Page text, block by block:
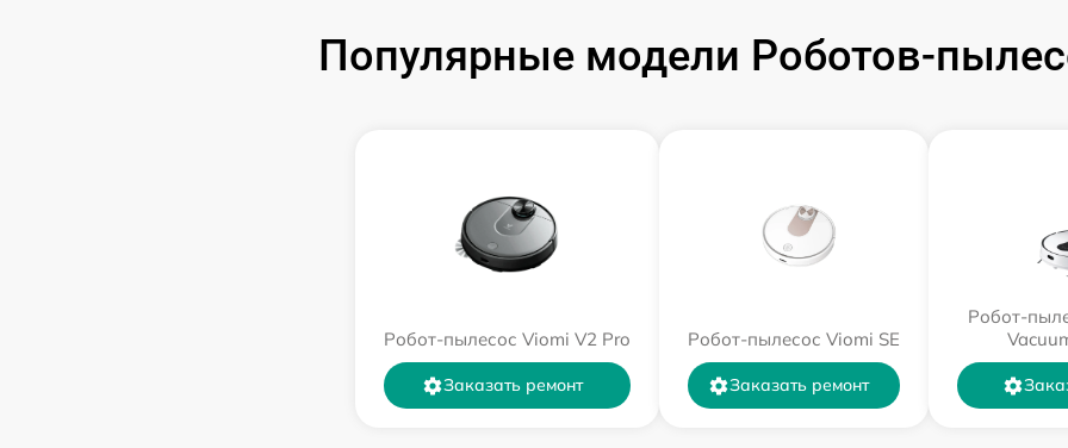
Популярные модели Роботов-
Робот-пылесос Viomi V2 Pro
Заказать ремонт
Робот-пылесос Viomi SE
Заказать ремонт
Робот-